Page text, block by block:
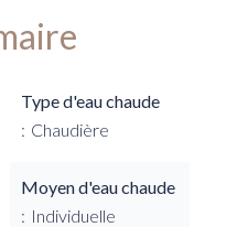
Type d'eau chaude
Chaudière
Moyen d'eau chaude
Individuelle